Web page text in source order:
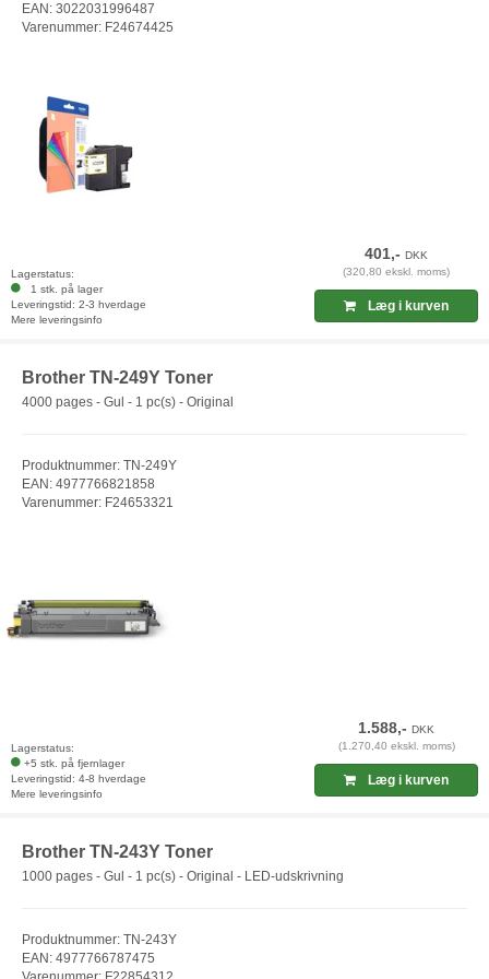
EAN: 3022031996487
Varenummer: F24674425
Lagerstatus:
1 stk. på lager
Leveringstid: 2-3 hverdage
Mere leveringsinfo
401,-DKK
(320,80 ekskl. moms)
Læg i kurven
Brother TN-249Y Toner
4000 pages - Gul - 1 pc(s) - Original
Produktnummer: TN-249Y
EAN: 4977766821858
Varenummer: F24653321
Lagerstatus:
+5 stk. på fjernlager
Leveringstid: 4-8 hverdage
Mere leveringsinfo
1.588,-DKK
(1.270,40 ekskl. moms)
Læg i kurven
Brother TN-243Y Toner
1000 pages - Gul - 1 pc(s) - Original - LED-udskrivning
Produktnummer: TN-243Y
EAN: 4977766787475